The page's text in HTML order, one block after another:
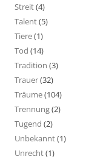
Streit(4)
Talent(5)
Tiere(1)
Tod (14)
Tradition (3)
Trauer(32)
Träume(104)
Trennung(2)
Tugend (2)
Unbekannt(1)
Unrecht(1)